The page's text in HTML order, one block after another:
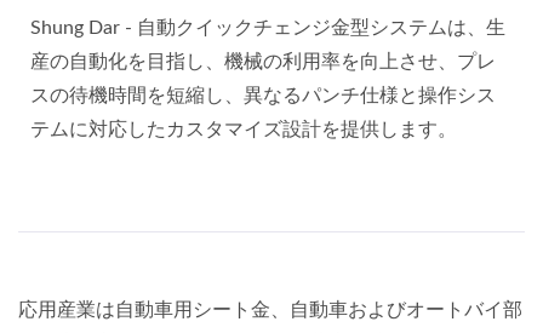
Shung Dar - 自動クイックチェンジ金型システムは、生
産の自動化を目指し、機械の利用率を向上させ、プレ
スの待機時間を短縮し、異なるパンチ仕様と操作シス
テムに対応したカスタマイズ設計を提供します。
応用産業は自動車用シート金、自動車およびオートバイ部